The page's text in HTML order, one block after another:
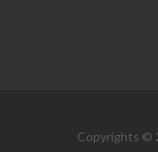
Copyrights ©